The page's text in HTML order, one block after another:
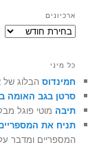
ארכיונים
ארכיונים
כל מיני
חמינדוס הבלוג של
סרטן בגב האומה
תיבה מוטי פוגל
תניח את
המספריים ומדבר